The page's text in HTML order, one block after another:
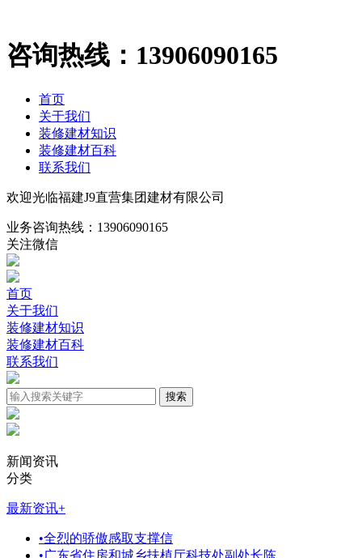
咨询热线： 13906090165
首页
关于我们
装修建材知识
装修建材百科
联系我们
欢迎光临福建J9直营集团建材有限公司
业务咨询热线： 13906090165
关注微信
首页
关于我们
装修建材知识
装修建材百科
联系我们
新闻资讯
分类
最新资讯+
•全烈的骄傲感取支撑信
•广东省住房和城乡扶植厅科技处副处长陈